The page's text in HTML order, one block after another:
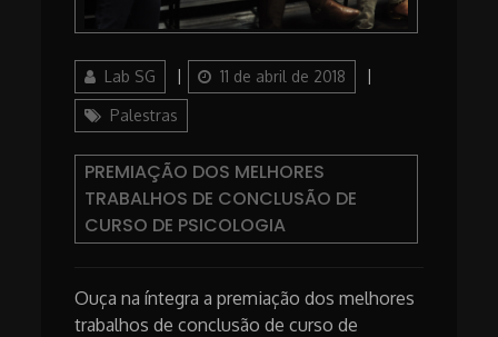
AuthorLab SG
Posted
on
11 de abril de 2018
Palestras
PREMIAÇÃO DOS MELHORES
TRABALHOS DE CONCLUSÃO DE
CURSO DE PSICOLOGIA
Ouça na íntegra a premiação dos melhores
trabalhos de conclusão de curso de